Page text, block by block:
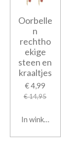
Oorbelle
n
rechtho
ekige
steen en
kraaltjes
€ 4,99
€ 14,95
In winkelwagen